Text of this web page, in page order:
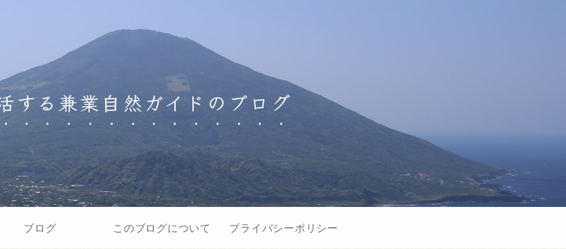
する兼業自然ガイドのブログ
ブログ このブログについて プライバシーポリシー